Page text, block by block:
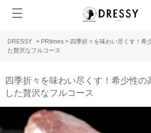
DRESSY > PRtimes > 四季折々を味わい尽くす！希
た贅沢なフルコース
四季折々を味わい尽くす！希少性の
した贅沢なフルコース